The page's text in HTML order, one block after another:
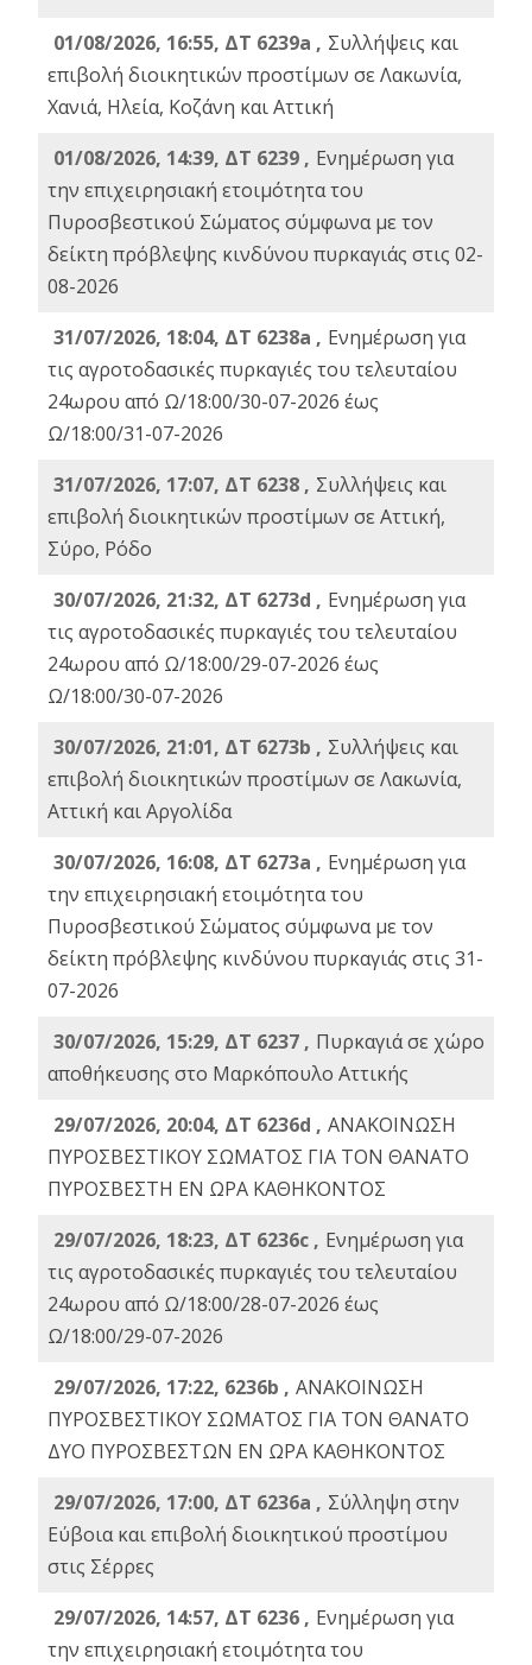
01/08/2026, 16:55, ΔΤ 6239a , Συλλήψεις και
επιβολή διοικητικών προστίμων σε Λακωνία,
Χανιά, Ηλεία, Κοζάνη και Αττική
01/08/2026, 14:39, ΔΤ 6239 , Ενημέρωση για
την επιχειρησιακή ετοιμότητα του
Πυροσβεστικού Σώματος σύμφωνα με τον
δείκτη πρόβλεψης κινδύνου πυρκαγιάς στις 02-
08-2026
31/07/2026, 18:04, ΔΤ 6238a , Ενημέρωση για
τις αγροτοδασικές πυρκαγιές του τελευταίου
24ωρου από Ω/18:00/30-07-2026 έως
Ω/18:00/31-07-2026
31/07/2026, 17:07, ΔΤ 6238 , Συλλήψεις και
επιβολή διοικητικών προστίμων σε Αττική,
Σύρο, Ρόδο
30/07/2026, 21:32, ΔΤ 6273d , Ενημέρωση για
τις αγροτοδασικές πυρκαγιές του τελευταίου
24ωρου από Ω/18:00/29-07-2026 έως
Ω/18:00/30-07-2026
30/07/2026, 21:01, ΔΤ 6273b , Συλλήψεις και
επιβολή διοικητικών προστίμων σε Λακωνία,
Αττική και Αργολίδα
30/07/2026, 16:08, ΔΤ 6273a , Ενημέρωση για
την επιχειρησιακή ετοιμότητα του
Πυροσβεστικού Σώματος σύμφωνα με τον
δείκτη πρόβλεψης κινδύνου πυρκαγιάς στις 31-
07-2026
30/07/2026, 15:29, ΔΤ 6237 , Πυρκαγιά σε χώρο
αποθήκευσης στο Μαρκόπουλο Αττικής
29/07/2026, 20:04, ΔΤ 6236d , ΑΝΑΚΟΙΝΩΣΗ
ΠΥΡΟΣΒΕΣΤΙΚΟΥ ΣΩΜΑΤΟΣ ΓΙΑ ΤΟΝ ΘΑΝΑΤΟ
ΠΥΡΟΣΒΕΣΤΗ ΕΝ ΩΡΑ ΚΑΘΗΚΟΝΤΟΣ
29/07/2026, 18:23, ΔΤ 6236c , Ενημέρωση για
τις αγροτοδασικές πυρκαγιές του τελευταίου
24ωρου από Ω/18:00/28-07-2026 έως
Ω/18:00/29-07-2026
29/07/2026, 17:22, 6236b , ΑΝΑΚΟΙΝΩΣΗ
ΠΥΡΟΣΒΕΣΤΙΚΟΥ ΣΩΜΑΤΟΣ ΓΙΑ ΤΟΝ ΘΑΝΑΤΟ
ΔΥΟ ΠΥΡΟΣΒΕΣΤΩΝ ΕΝ ΩΡΑ ΚΑΘΗΚΟΝΤΟΣ
29/07/2026, 17:00, ΔΤ 6236a , Σύλληψη στην
Εύβοια και επιβολή διοικητικού προστίμου
στις Σέρρες
29/07/2026, 14:57, ΔΤ 6236 , Ενημέρωση για
την επιχειρησιακή ετοιμότητα του